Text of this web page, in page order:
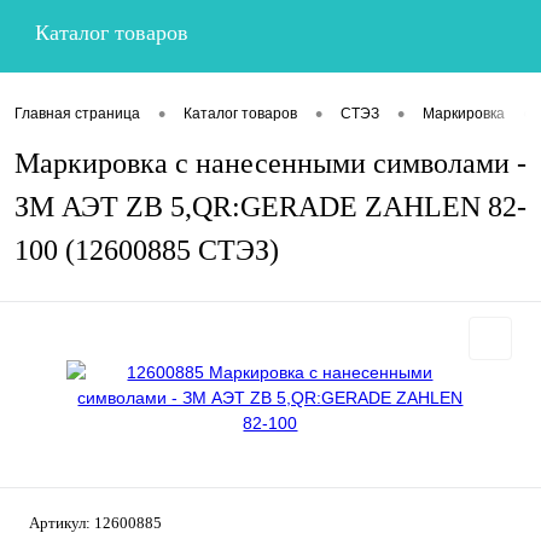
Каталог товаров
Главная страница • Каталог товаров • СТЭЗ • Маркировка
Маркировка с нанесенными символами -
ЗМ АЭТ ZB 5,QR:GERADE ZAHLEN 82-
100 (12600885 СТЭЗ)
Артикул: 12600885